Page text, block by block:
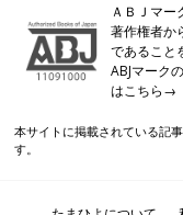
ＡＢＪマー
著作権者か
であること
ABJマーク
はこち
本サイトに掲載されている記
す。